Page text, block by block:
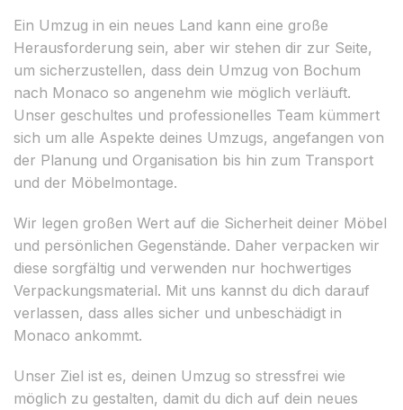
Ein Umzug in ein neues Land kann eine große
Herausforderung sein, aber wir stehen dir zur Seite,
um sicherzustellen, dass dein Umzug von Bochum
nach Monaco so angenehm wie möglich verläuft.
Unser geschultes und professionelles Team kümmert
sich um alle Aspekte deines Umzugs, angefangen von
der Planung und Organisation bis hin zum Transport
und der Möbelmontage.
Wir legen großen Wert auf die Sicherheit deiner Möbel
und persönlichen Gegenstände. Daher verpacken wir
diese sorgfältig und verwenden nur hochwertiges
Verpackungsmaterial. Mit uns kannst du dich darauf
verlassen, dass alles sicher und unbeschädigt in
Monaco ankommt.
Unser Ziel ist es, deinen Umzug so stressfrei wie
möglich zu gestalten, damit du dich auf dein neues